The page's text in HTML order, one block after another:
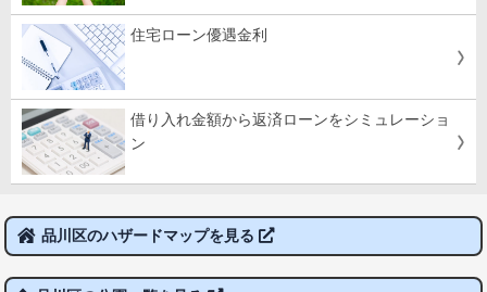
住宅ローン優遇金利
借り入れ金額から返済ローンをシミュレーショ
ン
品川区のハザードマップを見る